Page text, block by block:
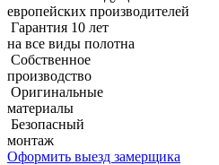
европейских производителей
Гарантия 10 лет
на все виды полотна
Собственное
производство
Оригинальные
материалы
Безопасный
монтаж
Оформить выезд замерщика